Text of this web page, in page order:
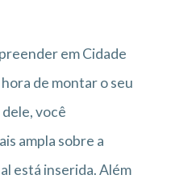
em Cidade
de montar o seu
você
ampla sobre a
está inserida. Além